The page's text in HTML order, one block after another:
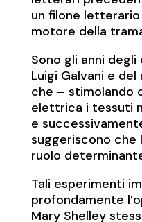
un filone
motore della
Sono gli anni
Luigi Galvani e
che – stimolando
elettrica i tessuti
e
suggeriscono che
ruolo
Tali esperimenti
profondamente
Mary Shelley